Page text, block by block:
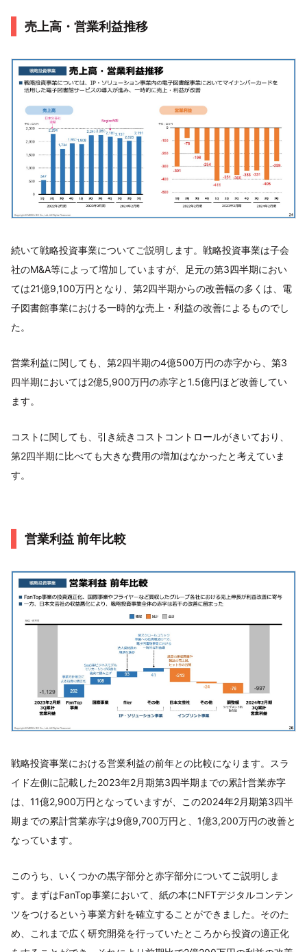
売上高・営業利益推移
続いて戦略投資事業についてご説明します。戦略投資事業は子会
社のM&A等によって増加していますが、足元の第3四半期におい
ては21億9,100万円となり、第2四半期からの改善幅の多くは、電
子図書館事業における一時的な売上・利益の改善によるものでし
た。
営業利益に関しても、第2四半期の4億500万円の赤字から、第3
四半期においては2億5,900万円の赤字と1.5億円ほど改善してい
ます。
コストに関しても、引き続きコストコントロールがきいており、
第2四半期に比べても大きな費用の増加はなかったと考えていま
す。
営業利益 前年比較
戦略投資事業における営業利益の前年との比較になります。スラ
イド左側に記載した2023年2月期第3四半期までの累計営業赤字
は、11億2,900万円となっていますが、この2024年2月期第3四半
期までの累計営業赤字は9億9,700万円と、1億3,200万円の改善と
なっています。
このうち、いくつかの黒字部分と赤字部分についてご説明しま
す。まずはFanTop事業において、紙の本にNFTデジタルコンテン
ツをつけるという事業方針を確立することができました。そのた
め、これまで広く研究開発を行っていたところから投資の適正化